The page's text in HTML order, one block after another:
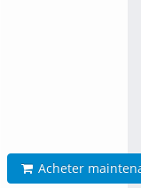
Acheter